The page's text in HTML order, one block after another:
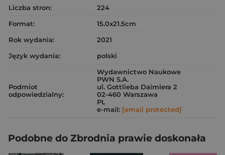
Liczba stron:
224
Format:
15.0x21.5cm
Rok wydania:
2021
Język wydania:
polski
Podmiot
odpowiedzialny:
Wydawnictwo Naukowe
PWN S.A.
ul. Gottlieba Daimlera 2
02-460 Warszawa
PL
e-mail: [email protected]
Podobne do Zbrodnia prawie doskonała